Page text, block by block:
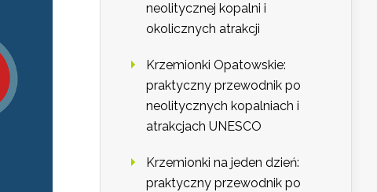
neolitycznej kopalni i
okolicznych atrakcji
Krzemionki Opatowskie:
praktyczny przewodnik po
neolitycznych kopalniach i
atrakcjach UNESCO
Krzemionki na jeden dzień:
praktyczny przewodnik po